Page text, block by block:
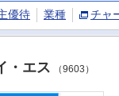
優待 業種 チャ
・エス （9603）